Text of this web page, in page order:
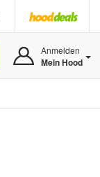
Anmelden
Mein Hood